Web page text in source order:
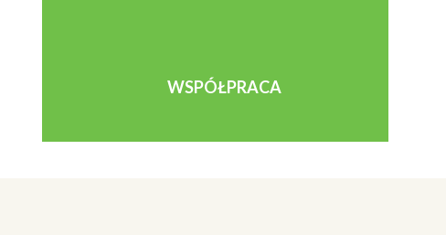
WSPÓŁPRACA